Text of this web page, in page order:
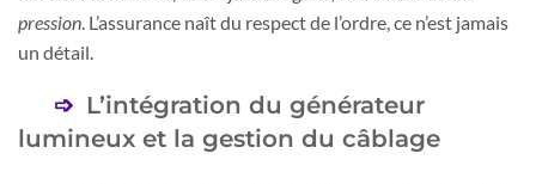
pression. L’assurance naît du respect de l’ordre, ce n’est jamais
un détail.
L’intégration du générateur
lumineux et la gestion du câblage